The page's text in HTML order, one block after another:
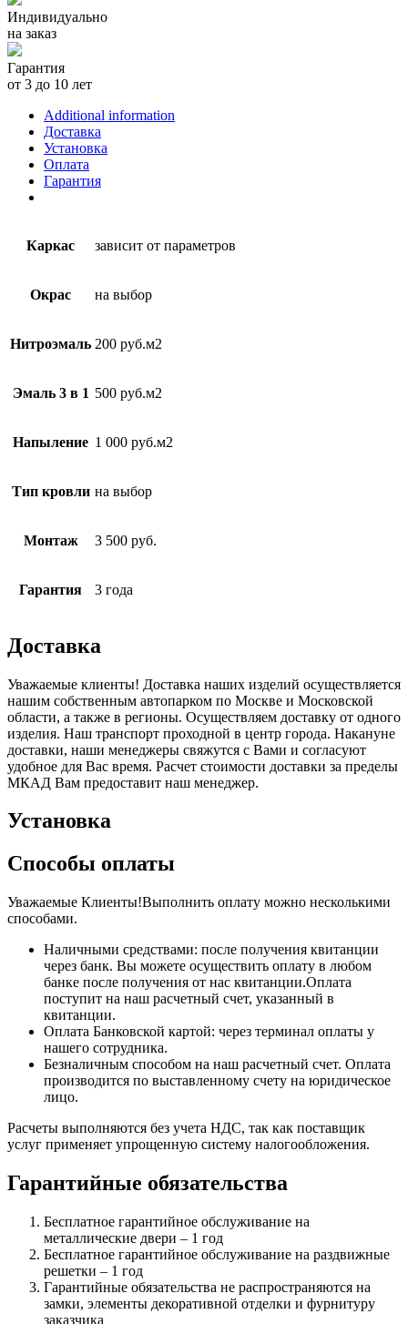
Индивидуально
на заказ
Гарантия
от 3 до 10 лет
Additional information
Доставка
Установка
Оплата
Гарантия
Каркас зависит от параметров
Окрас на выбор
Нитроэмаль 200 руб.м2
Эмаль 3 в 1 500 руб.м2
Напыление 1 000 руб.м2
Тип кровли на выбор
Монтаж 3 500 руб.
Гарантия 3 года
Доставка
Уважаемые клиенты! Доставка наших изделий осуществляется
нашим собственным автопарком по Москве и Московской
области, а также в регионы. Осуществляем доставку от одного
изделия. Наш транспорт проходной в центр города. Накануне
доставки, наши менеджеры свяжутся с Вами и согласуют
удобное для Вас время. Расчет стоимости доставки за пределы
МКАД Вам предоставит наш менеджер.
Установка
Способы оплаты
Уважаемые Клиенты!Выполнить оплату можно несколькими
способами.
Наличными средствами: после получения квитанции
через банк. Вы можете осуществить оплату в любом
банке после получения от нас квитанции.Оплата
поступит на наш расчетный счет, указанный в
квитанции.
Оплата Банковской картой: через терминал оплаты у
нашего сотрудника.
Безналичным способом на наш расчетный счет. Оплата
производится по выставленному счету на юридическое
лицо.
Расчеты выполняются без учета НДС, так как поставщик
услуг применяет упрощенную систему налогообложения.
Гарантийные обязательства
Бесплатное гарантийное обслуживание на
металлические двери – 1 год
Бесплатное гарантийное обслуживание на раздвижные
решетки – 1 год
Гарантийные обязательства не распространяются на
замки, элементы декоративной отделки и фурнитуру
заказчика